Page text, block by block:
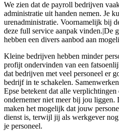
We zien dat de payroll bedrijven
administratie uit handen nemen. Je
urenadministratie. Voornamelijk bij
deze full service aanpak vinden.|De
hebben een divers aanbod aan
Kleine bedrijven hebben minder
profijt ondervinden van een
dat bedrijven met veel personeel er
bedrijf in te schakelen.
Epse betekent dat alle
ondernemer niet meer bij jou
maken het mogelijk dat jouw
dienst is, terwijl jij als werkgever
je personeel.